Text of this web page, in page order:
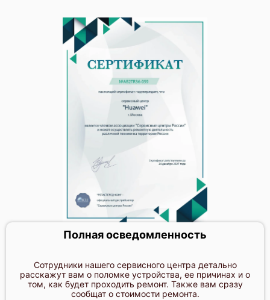
Полная осведомленность
Сотрудники нашего сервисного центра детально
расскажут вам о поломке устройства, ее причинах и о
том, как будет проходить ремонт. Также вам сразу
сообщат о стоимости ремонта.